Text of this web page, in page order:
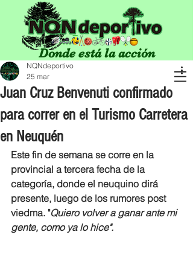
Donde está la acción
Juan Cruz Benvenuti confirmado
para correr en el Turismo Carretera
en Neuquén
NQNdeportivo
25 mar
Este fin de semana se corre en la
provincial a tercera fecha de la
categoría, donde el neuquino dirá
presente, luego de los rumores post
viedma. "Quiero volver a ganar ante mi
gente, como ya lo hice".